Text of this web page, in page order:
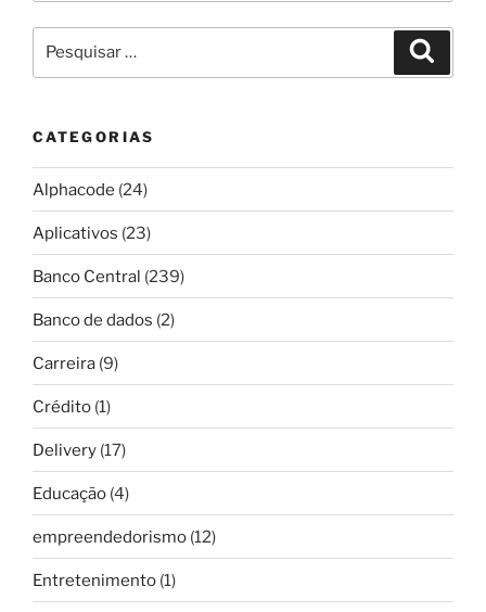
por:
CATEGORIAS
Alphacode (24)
Aplicativos (23)
Banco Central (239)
Banco de dados (2)
Carreira (9)
Crédito (1)
Delivery (17)
Educação (4)
empreendedorismo (12)
Entretenimento (1)